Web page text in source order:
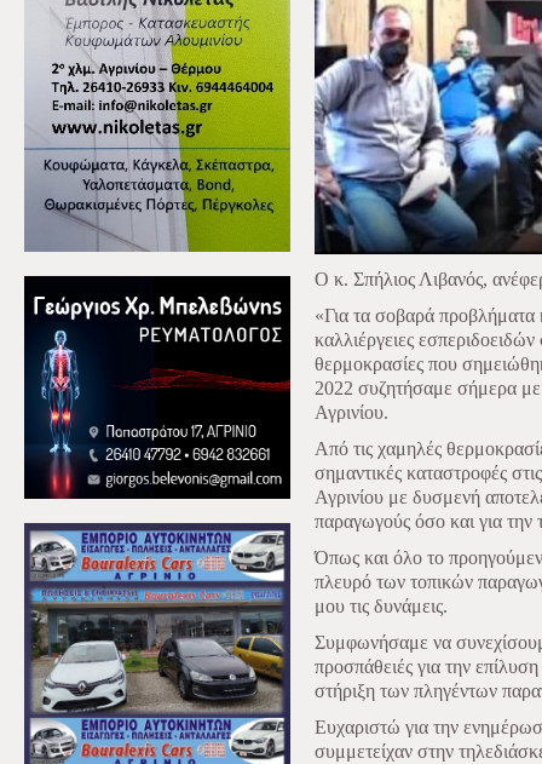
Ο κ. Σπήλιος Λιβανός,
«Για τα σοβαρά προβλήματα
καλλιέργειες
θερμοκρασίες που
2022 συζητήσαμε σήμερα
Αγρινίου.
Από τις χαμηλές
σημαντικές καταστροφές
Αγρινίου με δυσμενή
παραγωγούς όσο και για την
Όπως και όλο το
πλευρό των τοπικών
μου τις δυνάμεις.
Συμφωνήσαμε να
προσπάθειές για την
στήριξη των πληγέντων
Ευχαριστώ για την
συμμετείχαν στην